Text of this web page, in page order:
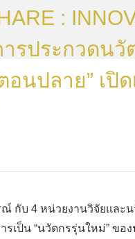
:
ารประกวดนวั
นปลาย” เปิด
กับ 4 หน่วยงานวิจัยและน
เป็น “นวัตกรรุ่นใหม่” ของ